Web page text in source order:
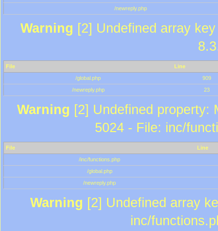
/newreply.php
Warning [2] Undefined array
File
Line
/global.php
909
/newreply.php
23
Warning [2] Undefined property:
5024 - File: inc/
File
Line
/inc/functions.php
/global.php
/newreply.php
Warning [2] Undefined array
inc/